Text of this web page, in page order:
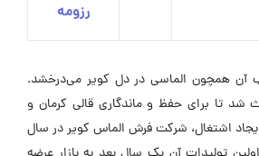
رزومه
آن همچون الماسی در دل کویر می‌درخشد.
شد تا برای حفظ و ماندگاری قالی کرمان و
اشتغال، شرکت فرش الماس کویر در سال